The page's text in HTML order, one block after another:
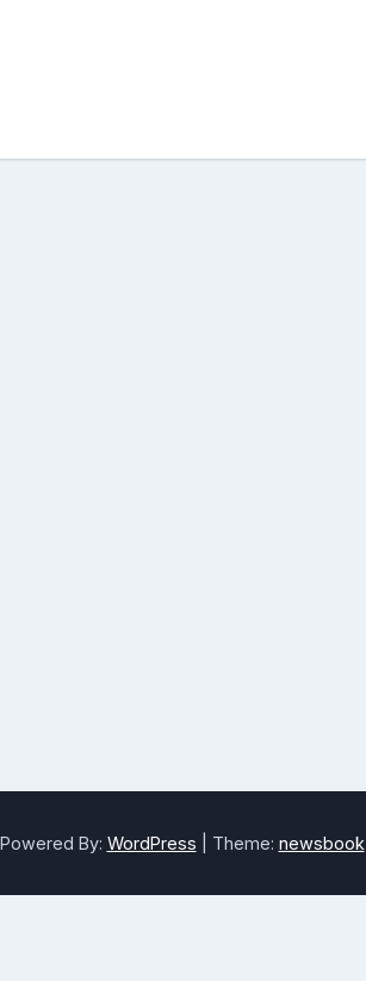
Powered By: WordPress Theme: newsbook